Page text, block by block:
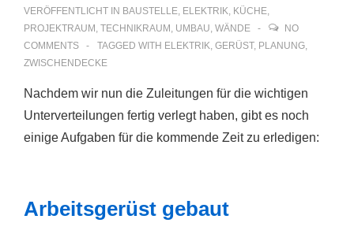
VERÖFFENTLICHT IN BAUSTELLE, ELEKTRIK, KÜCHE,
PROJEKTRAUM , TECHNIKRAUM , UMBAU, WÄNDE
NO
COMMENTS
TAGGED WITH ELEKTRIK, GERÜST, PLANUNG,
ZWISCHENDECKE
Nachdem wir nun die Zuleitungen für die wichtigen
Unterverteilungen fertig verlegt haben, gibt es noch
einige Aufgaben für die kommende Zeit zu erledigen:
Arbeitsgerüst gebaut